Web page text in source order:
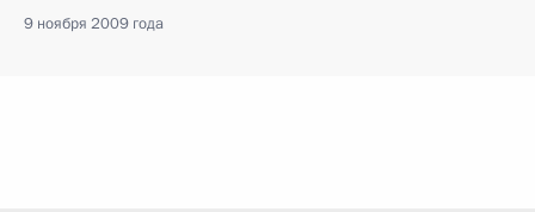
9 ноября 2009 года